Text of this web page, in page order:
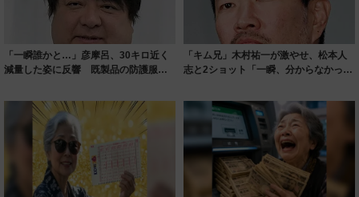
「一瞬誰かと…」彦摩呂、30キロ近く
減量した姿に反響 既製品の防護服が
「キム兄」木村祐一が激やせ、松本人
志と2ショット「一瞬、分からなかった